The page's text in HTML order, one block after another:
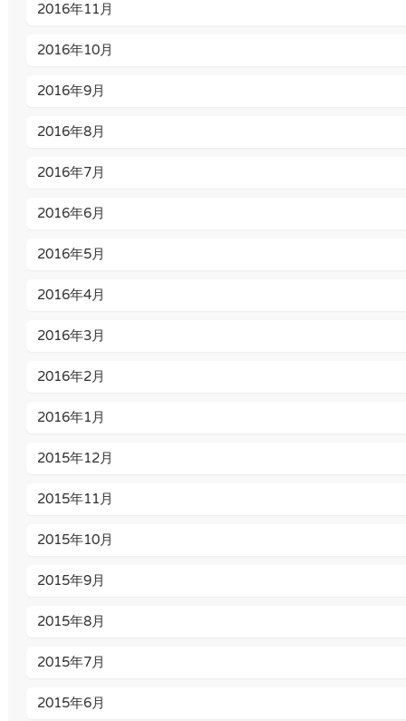
2016年11月
2016年10月
2016年9月
2016年8月
2016年7月
2016年6月
2016年5月
2016年4月
2016年3月
2016年2月
2016年1月
2015年12月
2015年11月
2015年10月
2015年9月
2015年8月
2015年7月
2015年6月